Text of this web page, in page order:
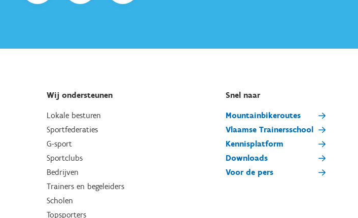
Wij ondersteunen
Lokale besturen
Sportfederaties
G-sport
Sportclubs
Bedrijven
Trainers en begeleiders
Scholen
Topsporters
Snel naar
Mountainbikeroutes
Vlaamse Trainersschool
Kennisplatform
Downloads
Voor de pers